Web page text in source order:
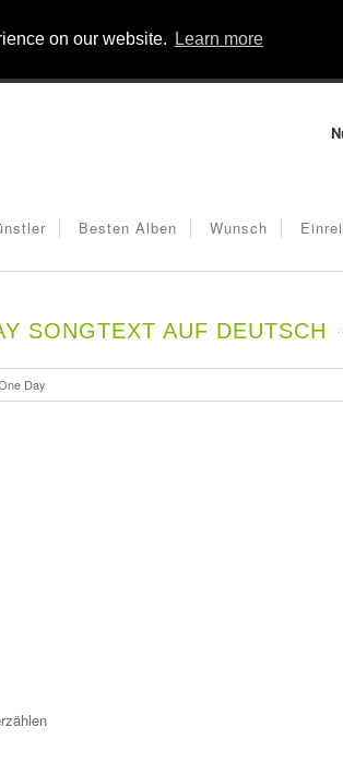
on our website. Learn more
Besten Alben Wunsch
SONGTEXT AUF DEUTSCH
Day